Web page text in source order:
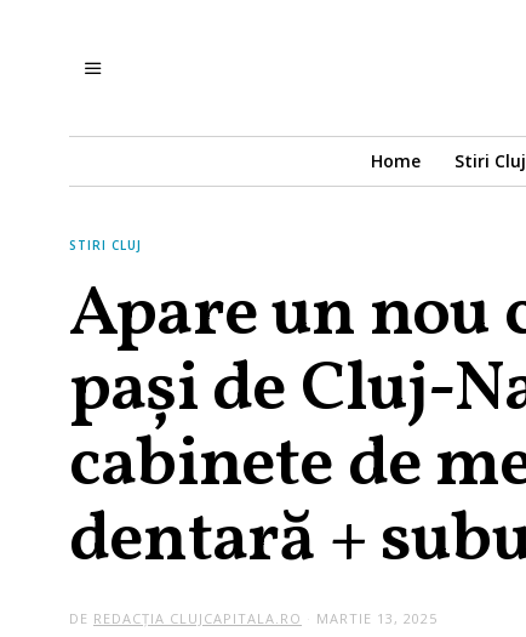
Home Stiri Cluj
STIRI CLUJ
Apare un nou
pași de Cluj-
cabinete de
dentară +
DE REDACȚIA CLUJCAPITALA.RO MARTIE 13, 2025